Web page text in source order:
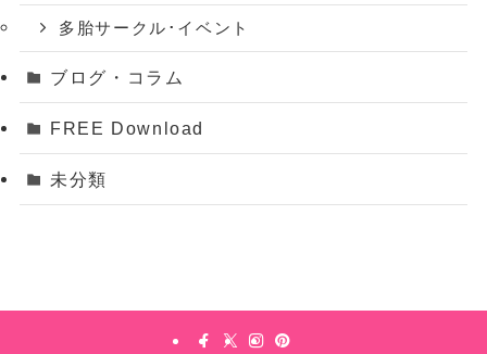
多胎サークル･イベント
ブログ・コラム
FREE Download
未分類